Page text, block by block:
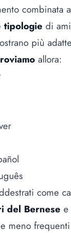
combinata
tipologie di
più
allora:
come
del Bernese e
meno